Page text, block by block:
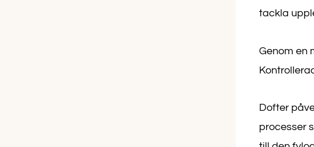
tackla
Genom en
Dofter
processer